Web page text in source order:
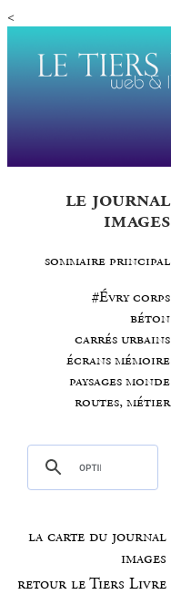
<
le journal
images
sommaire principal
#Évry corps
béton
carrés urbains
écrans mémoire
paysages monde
routes, métier
la carte du journal
images
retour le Tiers Livre